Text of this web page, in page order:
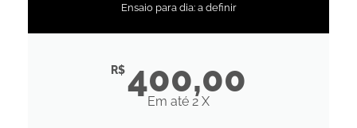
Ensaio para dia: a definir
R$400,00
Em até 2 X